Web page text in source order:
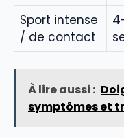
Sport intense
/ de contact
À lire aussi :
symptômes et